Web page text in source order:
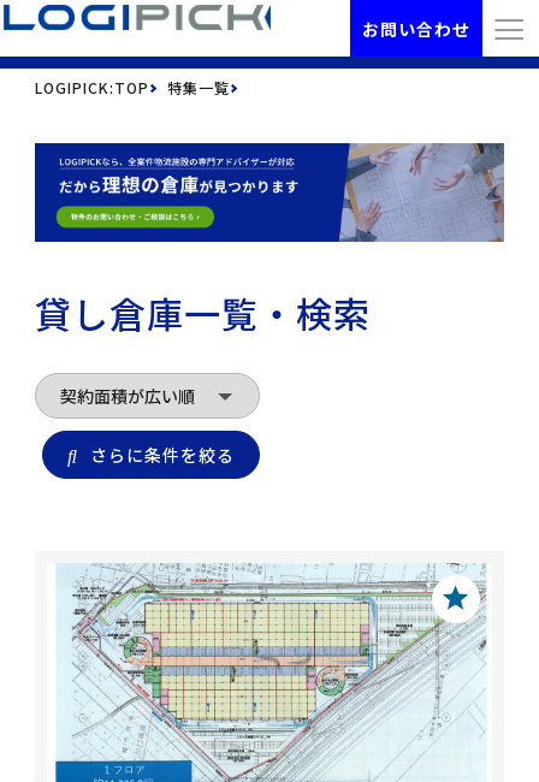
お問い合わせ
LOGIPICK:TOP 特集一覧
貸し倉庫一覧・検索
さらに条件を絞る